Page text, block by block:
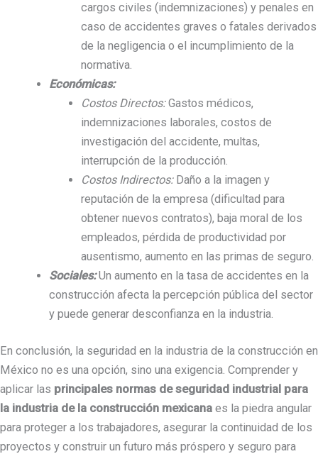
cargos civiles (indemnizaciones) y penales en
caso de accidentes graves o fatales derivados
de la negligencia o el incumplimiento de la
normativa.
Económicas:
Costos Directos:Gastos médicos,
indemnizaciones laborales, costos de
investigación del accidente, multas,
interrupción de la producción.
Costos Indirectos:Daño a la imagen y
reputación de la empresa (dificultad para
obtener nuevos contratos), baja moral de los
empleados, pérdida de productividad por
ausentismo, aumento en las primas de seguro.
Sociales:Un aumento en la tasa de accidentes en la
construcción afecta la percepción pública del sector
y puede generar desconfianza en la industria.
En conclusión, la seguridad en la industria de la construcción en
México no es una opción, sino una exigencia. Comprender y
aplicar las principales normas de seguridad industrial para
la industria de la construcción mexicana es la piedra angular
para proteger a los trabajadores, asegurar la continuidad de los
proyectos y construir un futuro más próspero y seguro para